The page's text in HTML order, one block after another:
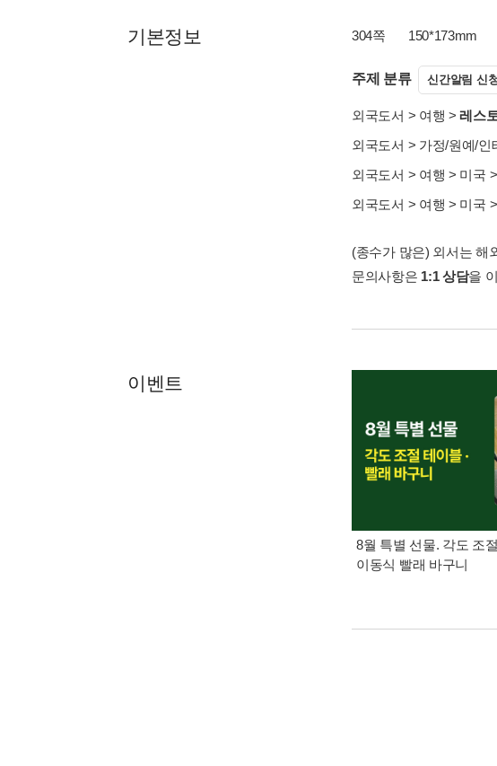
기본정보 304쪽 150*173mm
주제 분류 신간알림 신
외국도서 > 여행 >레스
외국도서 > 가정/원예/인
외국도서 > 여행 > 미국 >
외국도서 > 여행 > 미국 >
(종수가 많은) 외서는 해
문의사항은 1:1 상담을
이벤트
8월 특별 선물. 각도 조
이동식 빨래 바구니